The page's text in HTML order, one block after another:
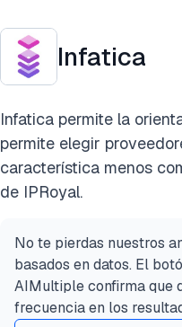
Infatica
Infatica permite la
permite elegir
característica menos
de IPRoyal.
No te pierdas nuestros
basados en datos. El
AIMultiple confirma que
frecuencia en los